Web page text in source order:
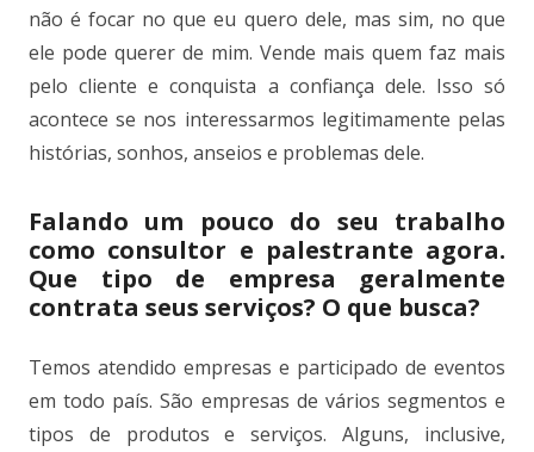
não é focar no que eu quero dele, mas sim, no que
ele pode querer de mim. Vende mais quem faz mais
pelo cliente e conquista a confiança dele. Isso só
acontece se nos interessarmos legitimamente pelas
histórias, sonhos, anseios e problemas dele.
Falando um pouco do seu trabalho
como consultor e palestrante agora.
Que tipo de empresa geralmente
contrata seus serviços? O que busca?
Temos atendido empresas e participado de eventos
em todo país. São empresas de vários segmentos e
tipos de produtos e serviços. Alguns, inclusive,